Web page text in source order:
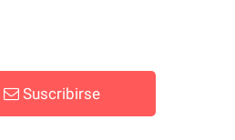
Suscribirse